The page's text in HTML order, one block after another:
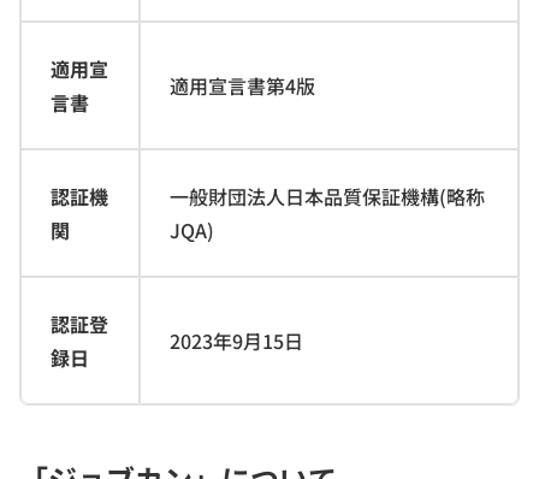
適用宣
言書
適用宣言書第4版
認証機
関
一般財団法人日本品質保証機構(略称
JQA)
認証登
録日
2023年9月15日